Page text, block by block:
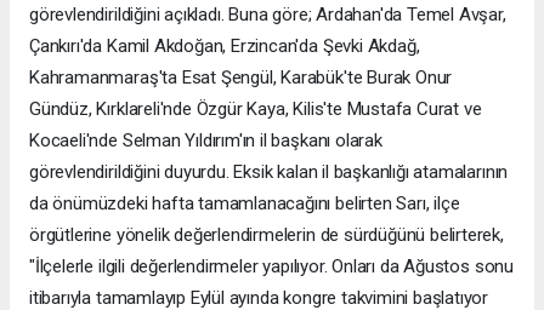
görevlendirildiğini açıkladı. Buna göre; Ardahan'da Temel Avşar,
Çankırı'da Kamil Akdoğan, Erzincan'da Şevki Akdağ,
Kahramanmaraş'ta Esat Şengül, Karabük'te Burak Onur
Gündüz, Kırklareli'nde Özgür Kaya, Kilis'te Mustafa Curat ve
Kocaeli'nde Selman Yıldırım'ın il başkanı olarak
görevlendirildiğini duyurdu. Eksik kalan il başkanlığı atamalarının
da önümüzdeki hafta tamamlanacağını belirten Sarı, ilçe
örgütlerine yönelik değerlendirmelerin de sürdüğünü belirterek,
"İlçelerle ilgili değerlendirmeler yapılıyor. Onları da Ağustos sonu
itibarıyla tamamlayıp Eylül ayında kongre takvimini başlatıyor